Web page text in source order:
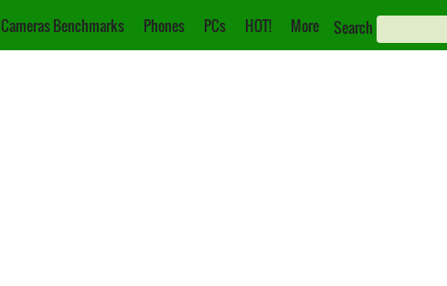
Cameras Benchmarks Phones PCs HOT! More Search